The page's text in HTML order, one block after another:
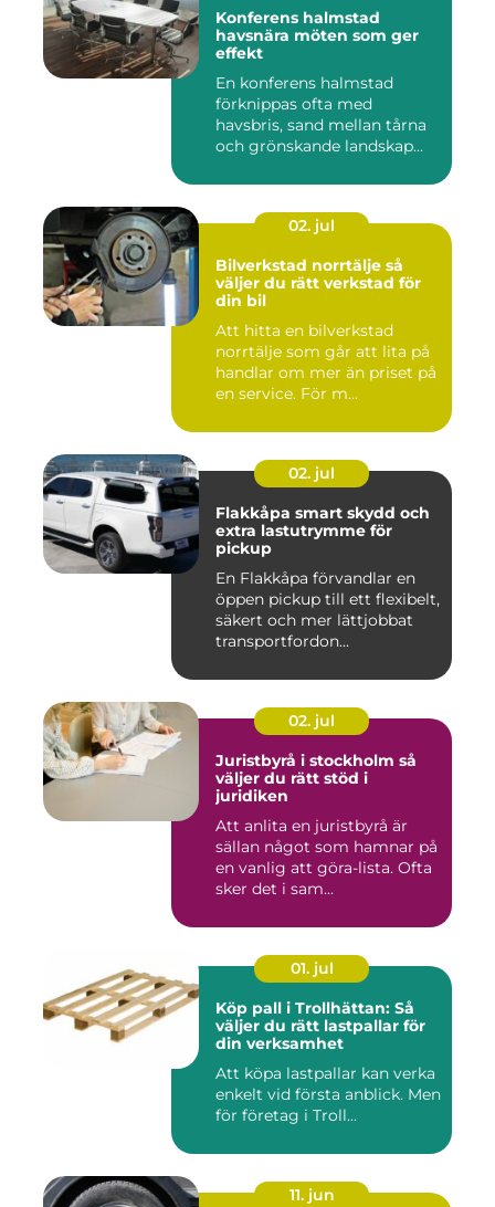
Konferens halmstad
havsnära möten som ger
effekt
En konferens halmstad
förknippas ofta med
havsbris, sand mellan tårna
och grönskande landskap
02. jul
Bilverkstad norrtälje så
väljer du rätt verkstad för
din bil
Att hitta en bilverkstad
norrtälje som går att lita på
handlar om mer än priset på
en service. För m...
02. jul
Flakkåpa smart skydd och
extra lastutrymme för
pickup
En Flakkåpa förvandlar en
öppen pickup till ett flexibelt,
säkert och mer lättjobbat
transportfordon...
02. jul
Juristbyrå i stockholm så
väljer du rätt stöd i
juridiken
Att anlita en juristbyrå är
sällan något som hamnar på
en vanlig att göra-lista. Ofta
sker det i sam...
01. jul
Köp pall i Trollhättan: Så
väljer du rätt lastpallar för
din verksamhet
Att köpa lastpallar kan verka
enkelt vid första anblick. Men
för företag i Troll...
11. jun